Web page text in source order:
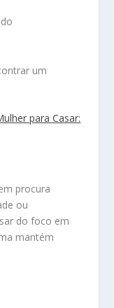
um
para Casar:
procura
ou
do foco em
mantém